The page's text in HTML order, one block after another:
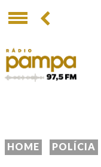
HOME POLÍCIA